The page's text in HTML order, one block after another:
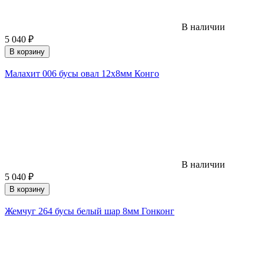
В наличии
5 040 ₽
В корзину
Малахит 006 бусы овал 12х8мм Конго
В наличии
5 040 ₽
В корзину
Жемчуг 264 бусы белый шар 8мм Гонконг